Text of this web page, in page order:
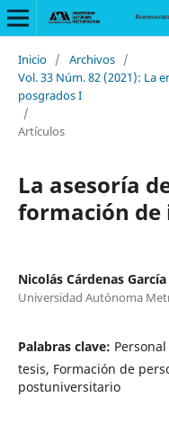
Inicio / Archivos /
Vol. 33 Núm. 82 (2021): La
posgrados I
/
Artículos
La asesoría
formación de
Nicolás Cárdenas García
Universidad Autónoma
Palabras clave:
tesis, Formación de
postuniversitario